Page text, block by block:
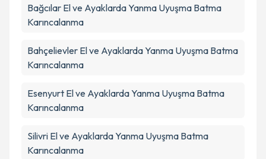
Bağcılar El ve Ayaklarda Yanma Uyuşma Batma
Karıncalanma
Bahçelievler El ve Ayaklarda Yanma Uyuşma Batma
Karıncalanma
Esenyurt El ve Ayaklarda Yanma Uyuşma Batma
Karıncalanma
Silivri El ve Ayaklarda Yanma Uyuşma Batma
Karıncalanma